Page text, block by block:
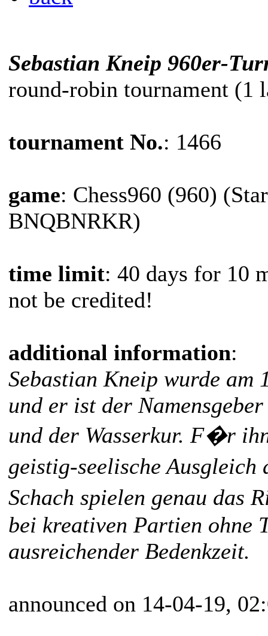
Sebastian Kneip 960er-
round-robin tournament (1
tournament No.: 1466
game: Chess960 (960)
BNQBNRKR)
time limit: 40 days for 10
not be credited!
additional information:
Sebastian Kneip wurde am
und er ist der
und der Wasserkur. F�r
geistig-seelische
Schach spielen genau das
bei kreativen Partien ohne
ausreichender Bedenkzeit.
announced on 14-04-19,